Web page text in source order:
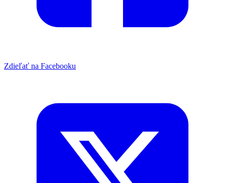
Zdieľať na Facebooku